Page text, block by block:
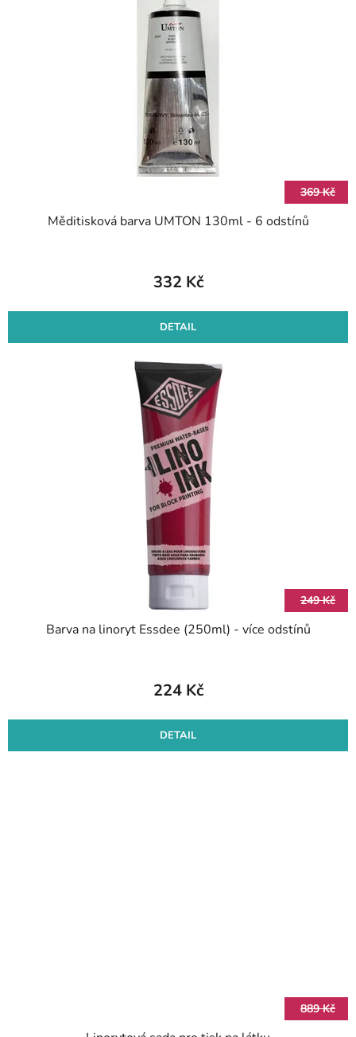
369 Kč
Měditisková barva UMTON 130ml - 6 odstínů
332 Kč
DETAIL
249 Kč
Barva na linoryt Essdee (250ml) - více odstínů
224 Kč
DETAIL
889 Kč